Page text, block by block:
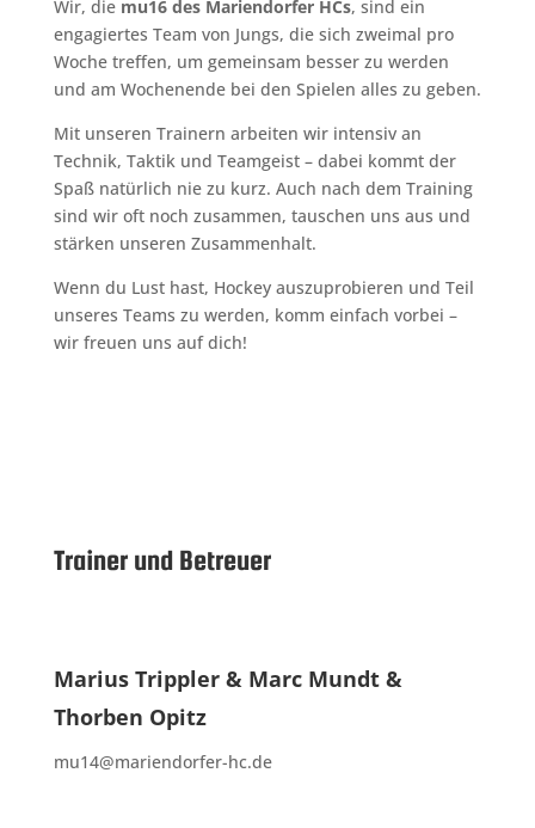
Wir, die mu16 des Mariendorfer HCs, sind ein
engagiertes Team von Jungs, die sich zweimal pro
Woche treffen, um gemeinsam besser zu werden
und am Wochenende bei den Spielen alles zu geben.
Mit unseren Trainern arbeiten wir intensiv an
Technik, Taktik und Teamgeist – dabei kommt der
Spaß natürlich nie zu kurz. Auch nach dem Training
sind wir oft noch zusammen, tauschen uns aus und
stärken unseren Zusammenhalt.
Wenn du Lust hast, Hockey auszuprobieren und Teil
unseres Teams zu werden, komm einfach vorbei –
wir freuen uns auf dich!
Trainer und Betreuer
Marius Trippler & Marc Mundt &
Thorben Opitz
mu14@mariendorfer-hc.de